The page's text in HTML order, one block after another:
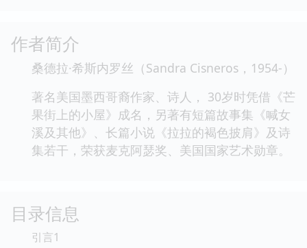
作者简介
桑德拉·希斯内罗丝（Sandra Cisneros，1954-）
著名美国墨西哥裔作家、诗人， 30岁时凭借《芒
果街上的小屋》成名，另著有短篇故事集《喊女
溪及其他》、长篇小说《拉拉的褐色披肩》及诗
集若干，荣获麦克阿瑟奖、美国国家艺术勋章。
目录信息
引言1